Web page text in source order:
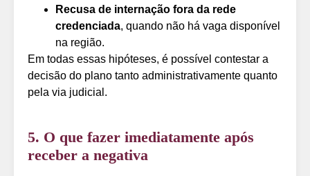
Recusa de internação fora da rede
credenciada, quando não há vaga disponível
na região.
Em todas essas hipóteses, é possível contestar a
decisão do plano tanto administrativamente quanto
pela via judicial.
5. O que fazer imediatamente após
receber a negativa